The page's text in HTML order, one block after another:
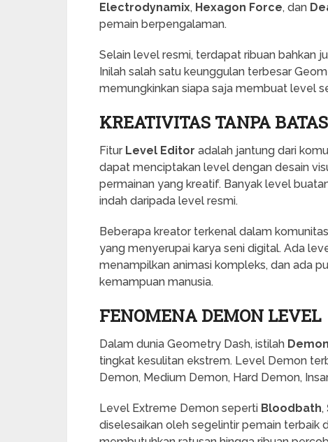
Electrodynamix, Hexagon Force, dan
pemain berpengalaman.
Selain level resmi, terdapat ribuan bahkan
Inilah salah satu keunggulan terbesar
memungkinkan siapa saja membuat level
KREATIVITAS TANPA
Fitur Level Editor adalah jantung dari
dapat menciptakan level dengan desain
permainan yang kreatif. Banyak level
indah daripada level resmi.
Beberapa kreator terkenal dalam
yang menyerupai karya seni digital. Ada
menampilkan animasi kompleks, dan ada
kemampuan manusia.
FENOMENA DEMON LEVEL
Dalam dunia Geometry Dash, istilah Demon
tingkat kesulitan ekstrem. Level Demon
Demon, Medium Demon, Hard Demon,
Level Extreme Demon seperti Bloodbath,
diselesaikan oleh segelintir pemain terbaik